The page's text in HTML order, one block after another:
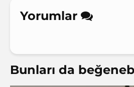
Yorumlar
Bunları da